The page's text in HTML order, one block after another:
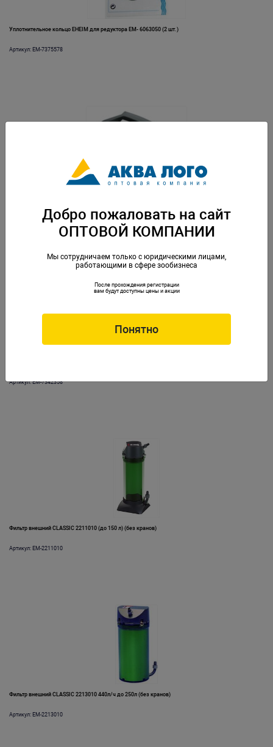
Уплотнительное кольцо EHEIM для редуктора EM- 6063050 (2 шт.)
Артикул: EM-7375578
Артикул: EM-7343118
Артикул: EM-7342358
Фильтр внешний CLASSIC 2211010 (до 150 л) (без кранов)
Артикул: EM-2211010
Фильтр внешний CLASSIC 2213010 440л/ч до 250л (без кранов)
Артикул: EM-2213010
Добро пожаловать на сайт
ОПТОВОЙ КОМПАНИИ
Мы сотрудничаем только с юридическими лицами,
работающими в сфере зообизнеса
После прохождения регистрации
вам будут доступны цены и акции
Понятно